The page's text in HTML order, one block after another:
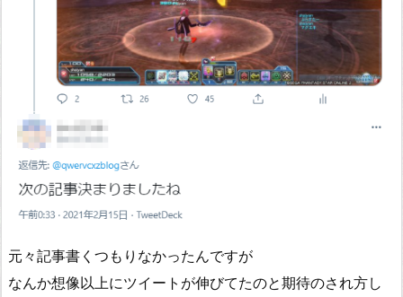
元々記事書くつもりなかったんですが
なんか想像以上にツイートが伸びてたのと期待のされ方し